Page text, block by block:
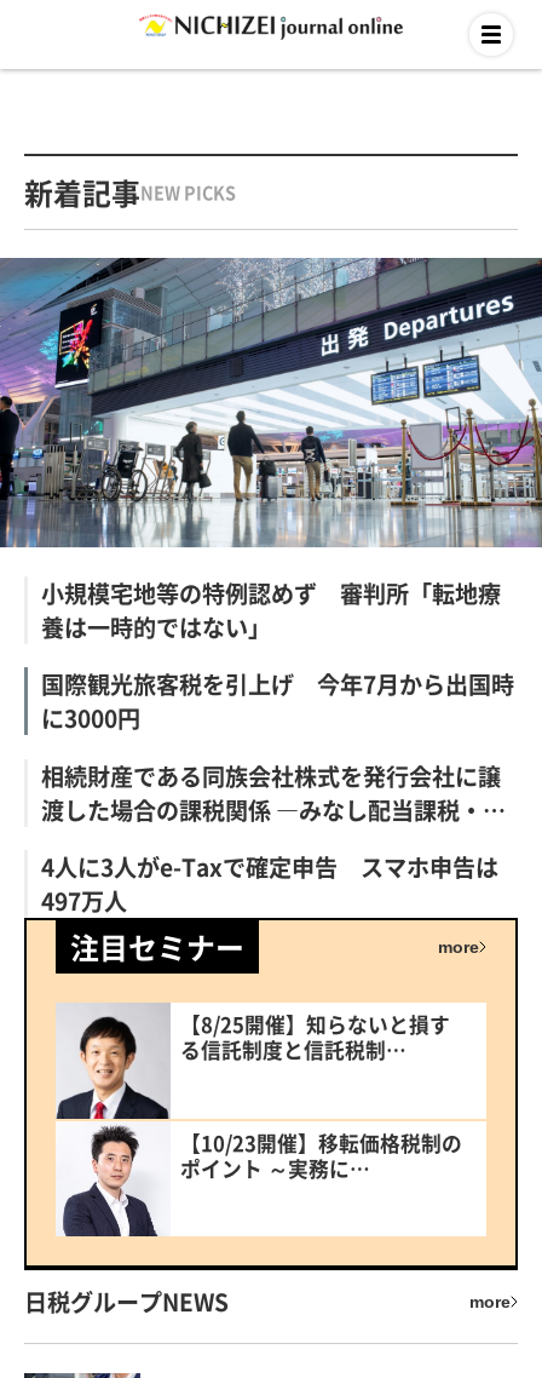
新着記事NEW PICKS
小規模宅地等の特例認めず 審判所「転地療
養は一時的ではない」
国際観光旅客税を引上げ 今年7月から出国時
に3000円
相続財産である同族会社株式を発行会社に譲
渡した場合の課税関係 ―みなし配当課税・…
4人に3人がe-Taxで確定申告 スマホ申告は
497万人
注目セミナー more
【8/25開催】知らないと損す
る信託制度と信託税制…
【10/23開催】移転価格税制の
ポイント ～実務に…
日税グループNEWS more